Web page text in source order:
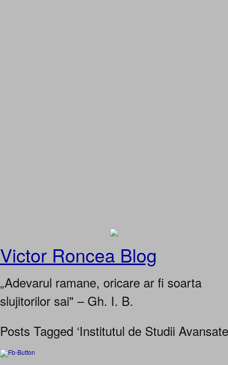
Victor Roncea Blog
„Adevarul ramane, oricare ar fi soarta
slujitorilor sai" – Gh. I. B.
Posts Tagged ‘Institutul de Studii